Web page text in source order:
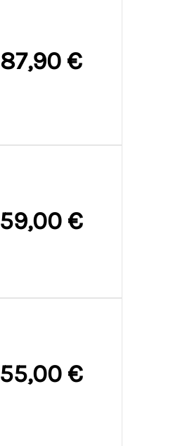
87,90 €
59,00 €
55,00 €